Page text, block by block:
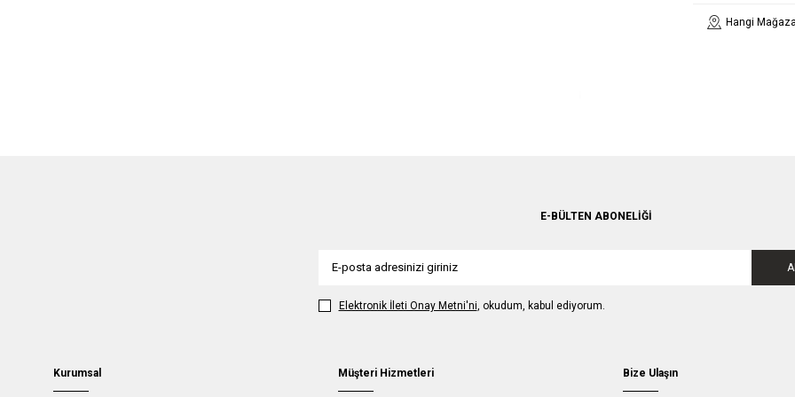
Hangi
E-BÜLTEN ABONELIĞI
Elektronik İleti Onay Metni'ni , okudum, kabul ediyorum.
Kurumsal Müşteri Hizmetleri Bize Ulaşın